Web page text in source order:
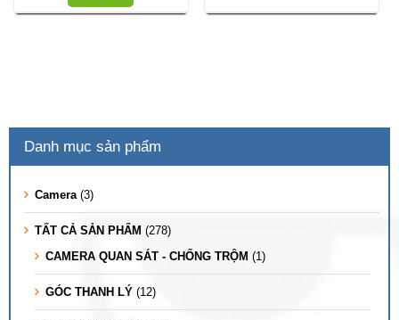
Danh mục sản phẩm
Camera (3)
TẤT CẢ SẢN PHẨM (278)
CAMERA QUAN SÁT - CHỐNG TRỘM (1)
GÓC THANH LÝ (12)